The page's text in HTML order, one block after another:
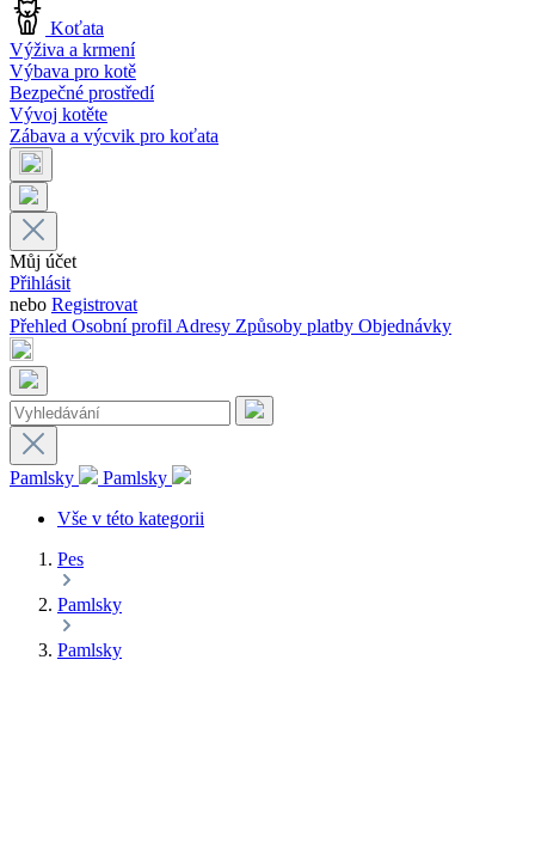
Koťata
Výživa a krmení
Výbava pro kotě
Bezpečné prostředí
Vývoj kotěte
Zábava a výcvik pro koťata
Můj účet
Přihlásit
nebo Registrovat
Přehled Osobní profilAdresy Způsoby platby Objednávky
Pamlsky
Pamlsky
Vše v této kategorii
Pes
Pamlsky
Pamlsky